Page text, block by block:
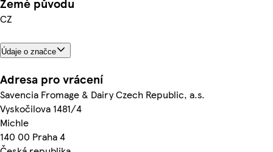
Země původu
CZ
Údaje o značce
Adresa pro vrácení
Savencia Fromage & Dairy Czech Republic, a.s.
Vyskočilova 1481/4
Michle
140 00 Praha 4